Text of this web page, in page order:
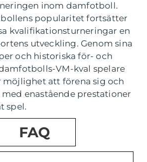
inom damfotboll.
popularitet fortsätter
kvalifikationsturneringar en
utveckling. Genom sina
och historiska för- och
VM-kval spelare
möjlighet att förena sig och
enastående prestationer
spel.
FAQ